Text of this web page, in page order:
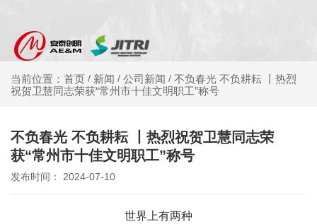
当前位置：首页 / 新闻 / 公司新闻 / 不负春光 不负耕耘 丨热烈
祝贺卫慧同志荣获“常州市十佳文明职工”称号
不负春光 不负耕耘 丨热烈祝贺卫慧同志荣
获“常州市十佳文明职工”称号
发布时间： 2024-07-10
世界上有两种